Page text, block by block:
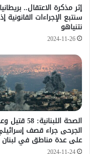
إثر مذكرة الاعتقال..
سنتبع الإجراءات القانونية
نتنياهو
2024-11-26
الصحة اللبنانية:
الجرحى جراء قصف
على عدة مناطق في لبنان